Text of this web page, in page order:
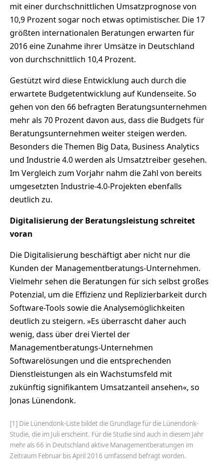
mit einer durchschnittlichen Umsatzprognose von
10,9 Prozent sogar noch etwas optimistischer. Die 17
größten internationalen Beratungen erwarten für
2016 eine Zunahme ihrer Umsätze in Deutschland
von durchschnittlich 10,4 Prozent.
Gestützt wird diese Entwicklung auch durch die
erwartete Budgetentwicklung auf Kundenseite. So
gehen von den 66 befragten Beratungsunternehmen
mehr als 70 Prozent davon aus, dass die Budgets für
Beratungsunternehmen weiter steigen werden.
Besonders die Themen Big Data, Business Analytics
und Industrie 4.0 werden als Umsatztreiber gesehen.
Im Vergleich zum Vorjahr nahm die Zahl von bereits
umgesetzten Industrie-4.0-Projekten ebenfalls
deutlich zu.
Digitalisierung der Beratungsleistung schreitet
voran
Die Digitalisierung beschäftigt aber nicht nur die
Kunden der Managementberatungs-Unternehmen.
Vielmehr sehen die Beratungen für sich selbst großes
Potenzial, um die Effizienz und Replizierbarkeit durch
Software-Tools sowie die Analysemöglichkeiten
deutlich zu steigern. »Es überrascht daher auch
wenig, dass über drei Viertel der
Managementberatungs-Unternehmen
Softwarelösungen und die entsprechenden
Dienstleistungen als ein Wachstumsfeld mit
zukünftig signifikantem Umsatzanteil ansehen«, so
Jonas Lünendonk.
[1] Die Lünendonk-Liste bildet die Grundlage für die Lünendonk-
Studie, die im Juli erscheint. Für die Studie sind auch in diesem Jahr
mehr als 66 in Deutschland aktive Managementberatungen im
Zeitraum Februar bis April 2016 umfassend befragt worden.